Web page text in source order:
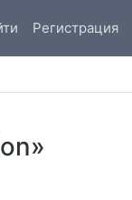
Регистрация